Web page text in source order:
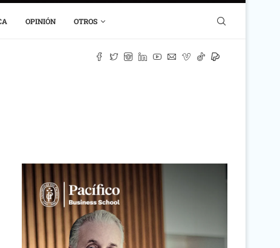
OPINIÓN OTROS